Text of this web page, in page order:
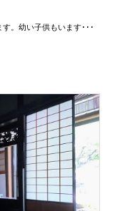
。幼い子供もいます･･･